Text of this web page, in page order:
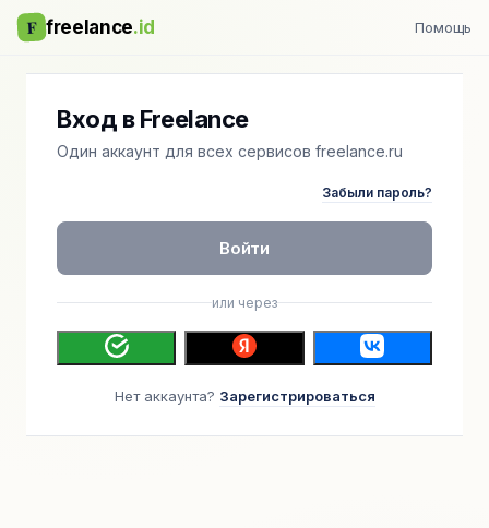
F freelance.id Помощь
Вход в Freelance
Один аккаунт для всех сервисов freelance.ru
Забыли пароль?
Войти
или через
Нет аккаунта? Зарегистрироваться